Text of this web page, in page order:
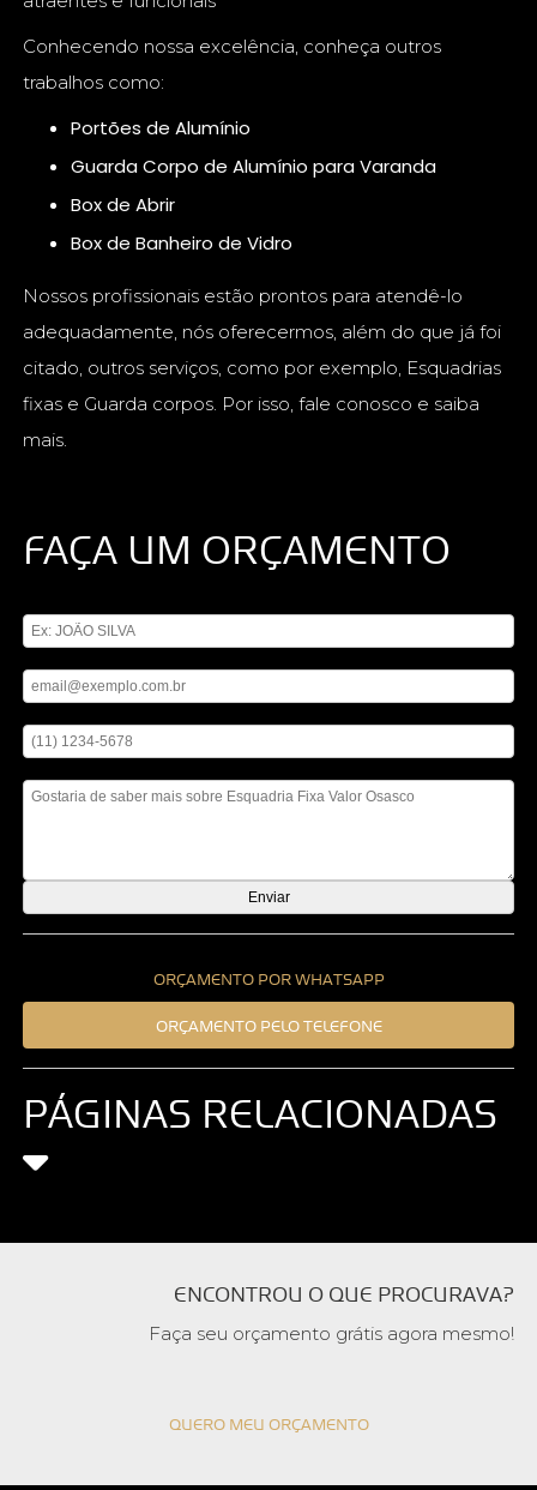
Conhecendo nossa excelência, conheça outros
trabalhos como:
Portões de Alumínio
Guarda Corpo de Alumínio para Varanda
Box de Abrir
Box de Banheiro de Vidro
Nossos profissionais estão prontos para atendê-lo
adequadamente, nós oferecermos, além do que já foi
citado, outros serviços, como por exemplo, Esquadrias
fixas e Guarda corpos. Por isso, fale conosco e saiba
mais.
FAÇA UM ORÇAMENTO
ORÇAMENTO POR WHATSAPP
ORÇAMENTO PELO TELEFONE
PÁGINAS RELACIONADAS
ENCONTROU O QUE PROCURAVA?
Faça seu orçamento grátis agora mesmo!
QUERO MEU ORÇAMENTO